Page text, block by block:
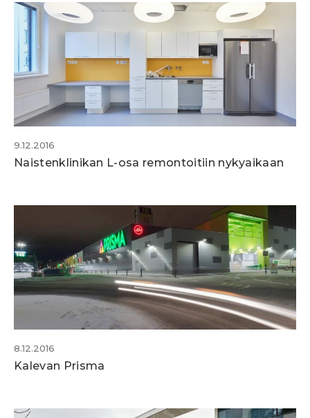
9.12.2016
Naistenklinikan L-osa remontoitiin nykyaikaan
8.12.2016
Kalevan Prisma